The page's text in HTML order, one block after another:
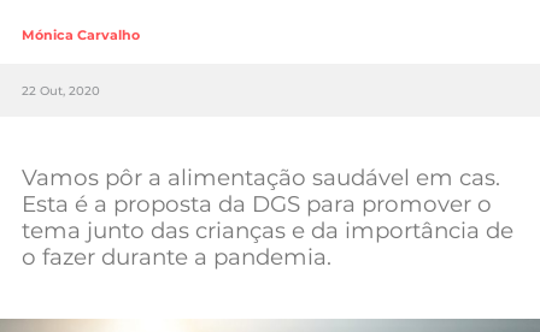
Lifestyle
Sociedade
Negócios
Mundial 2026
Mónica Carvalho
22 Out, 2020
Vamos pôr a alimentação saudável em cas.
Esta é a proposta da DGS para promover o
tema junto das crianças e da importância de
o fazer durante a pandemia.